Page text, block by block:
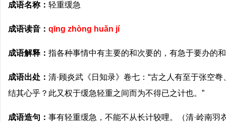
成语名称： 轻重缓急
成语读音： qīng zhòng huǎn jí
成语解释： 指各种事情中有主要的和次要的，有急于要办的
成语出处： 清·顾炎武《日知录》卷七：“古之人有至于张空
结其心乎？此又权于缓急轻重之间而为不得已之计也。”
成语造句： 事有轻重缓急，不能不从长计较哩。（清·岭南羽